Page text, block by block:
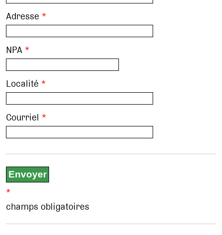
Adresse *
NPA *
Localité *
Courriel *
*
champs obligatoires